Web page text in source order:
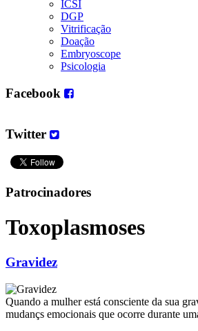
ICSI
DGP
Vitrificação
Doação
Embryoscope
Psicologia
Facebook
Twitter
Patrocinadores
Toxoplasmoses
Gravidez
Quando a mulher está consciente da sua
mudançs emocionais que ocorre durante